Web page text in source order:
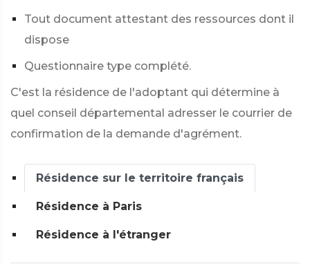
Tout document attestant des ressources dont il
dispose
Questionnaire type complété.
C'est la résidence de l'adoptant qui détermine à
quel conseil départemental adresser le courrier de
confirmation de la demande d'agrément.
Résidence sur le territoire français
Résidence à Paris
Résidence à l'étranger